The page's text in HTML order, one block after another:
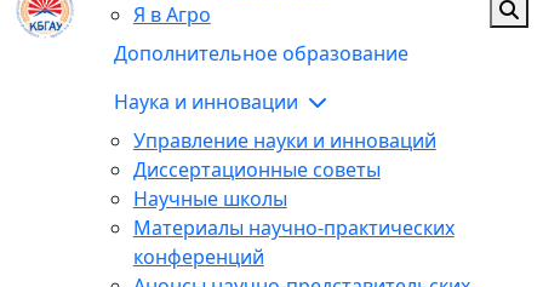
Я в Агро
Дополнительное образование
Наука и инновации
Управление науки и инноваций
Диссертационные советы
Научные школы
Материалы научно-практических
конференций